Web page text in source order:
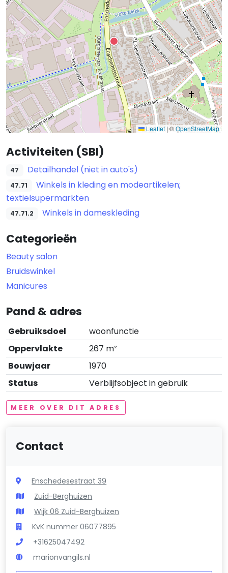
Leaflet |©OpenStreetMap
Activiteiten (SBI)
47 Detailhandel (niet in auto's)
47.71
Winkels in kleding en modeartikelen;
textielsupermarkten
47.71.2 Winkels in dameskleding
Categorieën
Beauty salon
Bruidswinkel
Manicures
Pand & adres
Gebruiksdoel
woonfunctie
Oppervlakte
267 m²
Bouwjaar
1970
Status
Verblijfsobject in gebruik
MEER OVER DIT ADRES
Contact
Enschedesestraat 39
Zuid-Berghuizen
Wijk 06 Zuid-Berghuizen
KvK nummer 06077895
+31625047492
marionvangils.nl